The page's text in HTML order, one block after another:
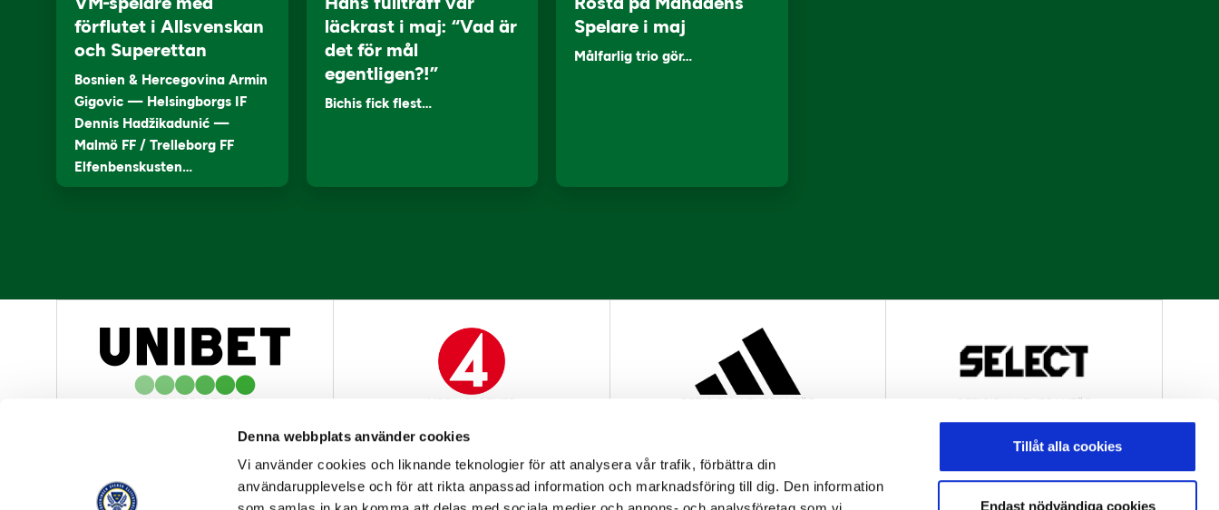
Denna webbplats använder cookies
Vi använder cookies och liknande teknologier för att analysera vår trafik, förbättra din
användarupplevelse och för att rikta anpassad information och marknadsföring till dig. Den information
Tillåt alla cookies
Endast nödvändiga cookies
förflutet i Allsvenskan
och Superettan
Bosnien & Hercegovina Armin
Gigovic — Helsingborgs IF
Dennis Hadžikadunić —
Malmö FF / Trelleborg FF
Elfenbenskusten…
läckrast i maj: “Vad är
det för mål
egentligen?!”
Bichis fick flest…
Spelare i maj
Målfarlig trio gör…